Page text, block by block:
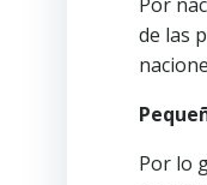
de las
Por lo